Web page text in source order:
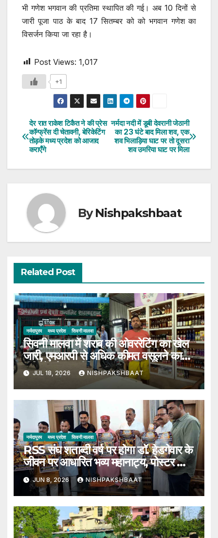
भी गणेश भगवान की प्रतिमा स्थापित की गई। अब 10 दिनों से
जारी पूजा पाठ के बाद 17 सितम्बर को को भगवान गणेश का
विसर्जन किया जा रहा है।
Post Views: 1,017
+1
Post
navigation
नर्मदा नदी में डूबी देवरानी जेठानी
का 23 घंटे बाद मिला शव, एक
शव भिलाड़िया घाट पर तो दूसरा
शव उमरिया घाट पर मिला
देर रात राकेश टिकैत ने की प्रेस
कॉन्फ्रेंस दी चेतावनी, बेरिकेटिंग
तोड़के मध्य प्रदेश को आजाद
कराएँगे
ByNishpakshbaat
Related Post
नर्मदापुरम मध्य प्रदेश सिवनी मालवा
सिवनी मालवा में शराब की ओवररेटिंग का खेल
जारी, एमआरपी से अधिक कीमत वसूलने का
वीडियो सोशल मीडिया पर हुआ वायरल
JUL 18, 2026 NISHPAKSHBAAT
नर्मदापुरम मध्य प्रदेश सिवनी मालवा
RSS संघ शताब्दी वर्ष पर होगा डॉ. हेडगेवार के
जीवन पर आधारित भव्य महानाट्य, पोस्टर का
हुआ विमोचन
JUN 8, 2026 NISHPAKSHBAAT